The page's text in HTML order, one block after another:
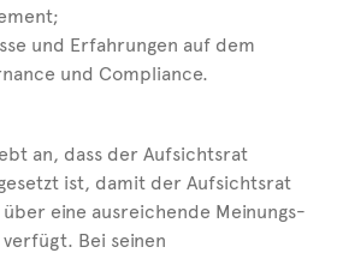
und Erfahrungen auf dem
und Compliance.
an, dass der Aufsichtsrat
ist, damit der Aufsichtsrat
eine ausreichende Meinungs-
Bei seinen